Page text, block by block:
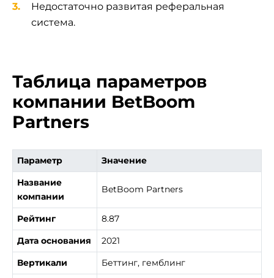
Недостаточно развитая реферальная
система.
Таблица параметров
компании BetBoom
Partners
Параметр
Значение
Название
компании
BetBoom Partners
Рейтинг
8.87
Дата основания
2021
Вертикали
Беттинг, гемблинг